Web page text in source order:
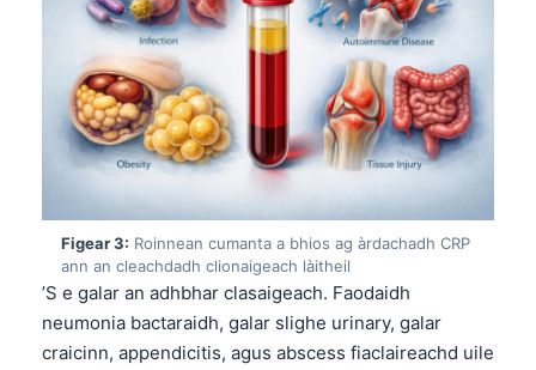
Figear 3: Roinnean cumanta a bhios ag àrdachadh CRP
ann an cleachdadh clionaigeach làitheil
’S e galar an adhbhar clasaigeach. Faodaidh
neumonia bactaraidh, galar slighe urinary, galar
craicinn, appendicitis, agus abscess fiaclaireachd uile